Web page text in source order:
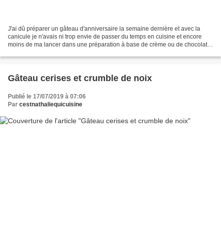
J'ai dû préparer un gâteau d'anniversaire la semaine dernière et avec la
canicule je n'avais ni trop envie de passer du temps en cuisine et encore
moins de ma lancer dans une préparation à base de crème ou de chocolat
Gâteau cerises et crumble de noix
Publié le 17/07/2019 à 07:06
Par cestnathaliequicuisine